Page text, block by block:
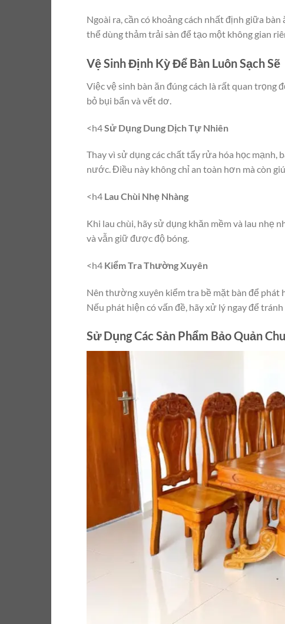
Ngoài ra, cần có khoảng cách nhất định giữa
thể dùng thảm trải sàn để tạo một không gian
Vệ Sinh Định Kỳ Để Bàn Luôn Sạch Sẽ
Việc vệ sinh bàn ăn đúng cách là rất quan trọng
bỏ bụi bẩn và vết dơ.
<h4Sử Dụng Dung Dịch Tự Nhiên
Thay vì sử dụng các chất tẩy rửa hóa học
nước. Điều này không chỉ an toàn hơn mà còn
<h4 Lau Chùi Nhẹ Nhàng
Khi lau chùi, hãy sử dụng khăn mềm và lau nhẹ
và vẫn giữ được độ bóng.
<h4 Kiểm Tra Thường Xuyên
Nên thường xuyên kiểm tra bề mặt bàn để phát
Nếu phát hiện có vấn đề, hãy xử lý ngay để
Sử Dụng Các Sản Phẩm Bảo Quản